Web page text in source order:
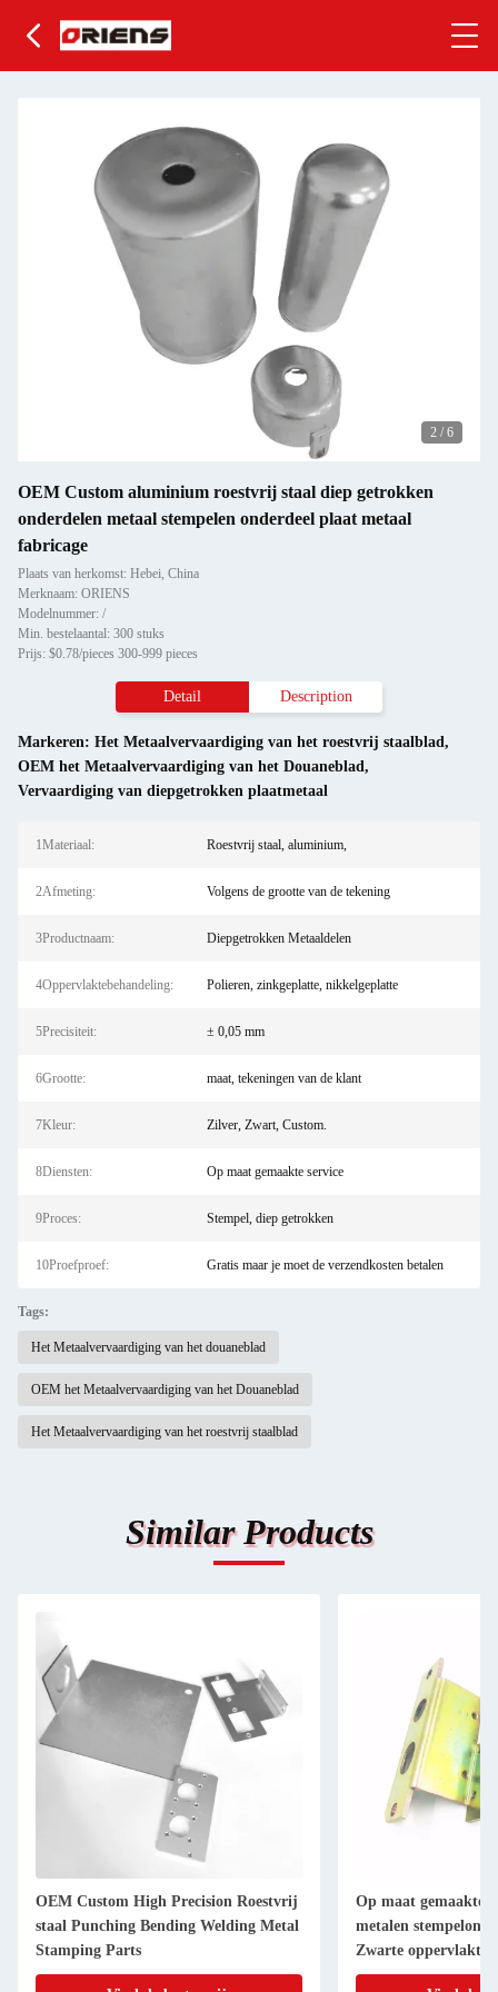
2 / 6
OEM Custom aluminium roestvrij staal diep getrokken
onderdelen metaal stempelen onderdeel plaat metaal
fabricage
Plaats van herkomst: Hebei, China
Merknaam: ORIENS
Modelnummer: /
Min. bestelaantal: 300 stuks
Prijs: $0.78/pieces 300-999 pieces
Detail Description
Markeren: Het Metaalvervaardiging van het roestvrij staalblad,
OEM het Metaalvervaardiging van het Douaneblad,
Vervaardiging van diepgetrokken plaatmetaal
1Materiaal: Roestvrij staal, aluminium,
2Afmeting: Volgens de grootte van de tekening
3Productnaam: Diepgetrokken Metaaldelen
4Oppervlaktebehandeling: Polieren, zinkgeplatte, nikkelgeplatte
5Precisiteit: ± 0,05 mm
6Grootte: maat, tekeningen van de klant
7Kleur: Zilver, Zwart, Custom.
8Diensten: Op maat gemaakte service
9Proces: Stempel, diep getrokken
10Proefproef: Gratis maar je moet de verzendkosten betalen
Tags:
Het Metaalvervaardiging van het douaneblad
OEM het Metaalvervaardiging van het Douaneblad
Het Metaalvervaardiging van het roestvrij staalblad
Similar Products
OEM Custom High Precision Roestvrij
staal Punching Bending Welding Metal
Stamping Parts
Op maat gemaakte
metalen
Zwarte
metalen